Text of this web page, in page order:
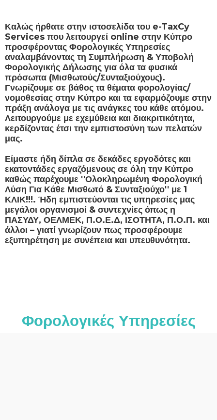
Καλώς ήρθατε στην ιστοσελίδα του e-TaxCy
Services που λειτουργεί online στην Κύπρο
προσφέροντας Φορολογικές Υπηρεσίες
αναλαμβάνοντας τη Συμπλήρωση & Υποβολή
Φορολογικής Δήλωσης για όλα τα φυσικά
πρόσωπα (Μισθωτούς/Συνταξιούχους).
Γνωρίζουμε σε βάθος τα θέματα φορολογίας/
νομοθεσίας στην Κύπρο και τα εφαρμόζουμε στην
πράξη ανάλογα με τις ανάγκες του κάθε ατόμου.
Λειτουργούμε με εχεμύθεια και διακριτικότητα,
κερδίζοντας έτσι την εμπιστοσύνη των πελατών
μας.
Είμαστε ήδη δίπλα σε δεκάδες εργοδότες και
εκατοντάδες εργαζόμενους σε όλη την Κύπρο
καθώς παρέχουμε ''Ολοκληρωμένη Φορολογική
Λύση Για Κάθε Μισθωτό & Συνταξιούχο'' με 1
ΚΛΙΚ!!!. Ήδη εμπιστεύονται τις υπηρεσίες μας
μεγάλοι οργανισμοί & συντεχνίες όπως η
ΠΑΣΥΔΥ, ΟΕΛΜΕΚ, Π.Ο.Ε.Δ, ΙΣΟΤΗΤΑ, Π.Ο.Π. και
άλλοι – γιατί γνωρίζουν πως προσφέρουμε
εξυπηρέτηση με συνέπεια και υπευθυνότητα.
Φορολογικές Υπηρεσίες